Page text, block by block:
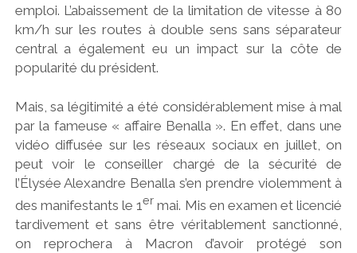
emploi. L’abaissement de la limitation de vitesse à 80
km/h sur les routes à double sens sans séparateur
central a également eu un impact sur la côte de
popularité du président.
Mais, sa légitimité a été considérablement mise à mal
par la fameuse « affaire Benalla ». En effet, dans une
vidéo diffusée sur les réseaux sociaux en juillet, on
peut voir le conseiller chargé de la sécurité de
l’Élysée Alexandre Benalla s’en prendre violemment à
des manifestants le 1er mai. Mis en examen et licencié
tardivement et sans être véritablement sanctionné,
on reprochera à Macron d’avoir protégé son